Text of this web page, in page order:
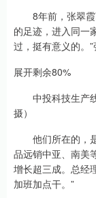
8年前，张翠霞
的足迹，进入同一
过，挺有意义的。”
展开剩余80%
中投科技生产线
摄）
他们所在的，是
品远销中亚、南美
增长超三成。总经
加班加点干。”